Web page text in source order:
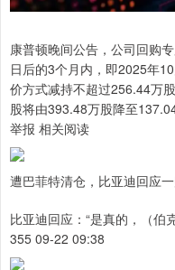
康普顿晚间公告，公司回购
日后的3个月内，即2025年
价方式减持不超过256.44万
股将由393.48万股降至
举报 相关阅读
遭巴菲特清仓，比亚迪回应
比亚迪回应：“是真的，（伯
355 09-22 09:38